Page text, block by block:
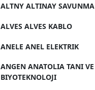
ALTNY ALTINAY SAVUNMA
ALVES ALVES KABLO
ANELE ANEL ELEKTRIK
ANGEN ANATOLIA TANI VE
BIYOTEKNOLOJI